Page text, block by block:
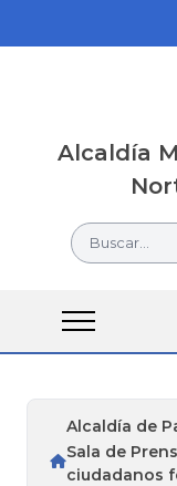
Alcaldía
Buscar...
Alcaldía de
Sala de
ciudadanos